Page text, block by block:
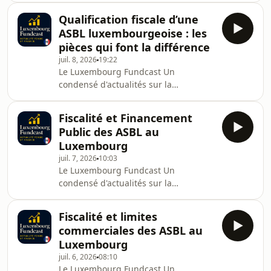
[https://bertrandmariaux.com]LinkedIn
: in/bertrandmariaux [https:
droit des affaires, les ASBL et la
pratique réglementaire au
Luxembourg.Créé et produit par
Bertrand Mariaux, avocat à la Cour
admis aux Barreaux de Luxembourg
et de Paris.Site web :
bertrandmariaux.com
[https://bertrandmariaux.com]LinkedIn
: in/bertrandmariaux [https:
Qualification fiscale d’une
ASBL luxembourgeoise : les
pièces qui font la différence
juil. 8, 2026 19:22
Le Luxembourg Fundcast Un
condensé d'actualités sur la
droit des affaires, les ASBL et la
pratique réglementaire au
Luxembourg.Créé et produit par
Bertrand Mariaux, avocat à la Cour
admis aux Barreaux de Luxembourg
et de Paris.Site web :
bertrandmariaux.comLinkedIn :
in/bertrandmariauxLe Luxembourg
Fundcast propose une vei
Fiscalité et Financement
Public des ASBL au
Luxembourg
juil. 7, 2026 10:03
Le Luxembourg Fundcast Un
condensé d'actualités sur la
droit des affaires, les ASBL et la
pratique réglementaire au
Luxembourg.Créé et produit par
Bertrand Mariaux, avocat à la Cour
Fiscalité et limites
commerciales des ASBL au
Luxembourg
juil. 6, 202608:10